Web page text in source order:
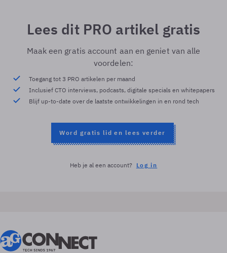
Lees dit PRO artikel gratis
Maak een gratis account aan en geniet van alle
voordelen:
Toegang tot 3 PRO artikelen per maand
Inclusief CTO interviews, podcasts, digitale specials en whitepapers
Blijf up-to-date over de laatste ontwikkelingen in en rond tech
Word gratis lid en lees verder
Heb je al een account? Log in